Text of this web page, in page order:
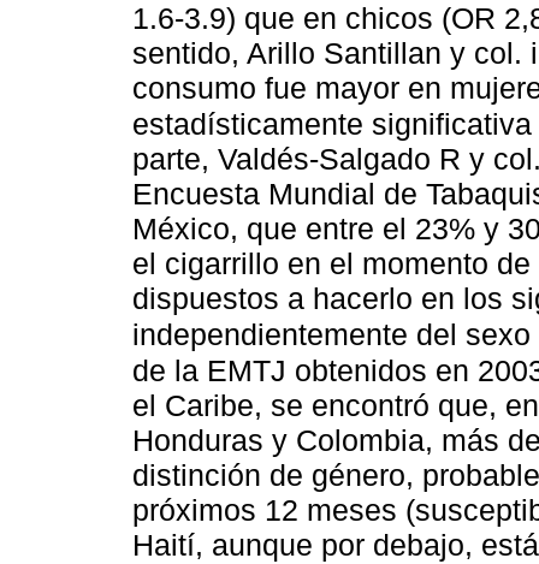
1.6-3.9) que en chicos (OR
sentido, Arillo Santillan y col.
consumo fue mayor en
estadísticamente
parte, Valdés-Salgado R y
Encuesta Mundial de
México, que entre el 23% y
el cigarrillo en el momento
dispuestos a hacerlo en los
independientemente del sexo
de la EMTJ obtenidos en
el Caribe, se encontró que,
Honduras y Colombia, más
distinción de género,
próximos 12 meses
Haití, aunque por debajo,